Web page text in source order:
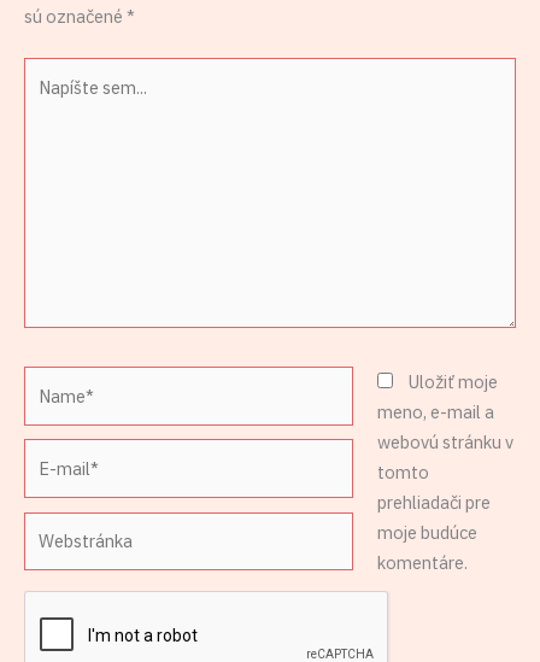
sú označené *
sem...
Uložiť moje
meno, e-mail a
webovú stránku v
tomto
prehliadači pre
moje budúce
komentáre.